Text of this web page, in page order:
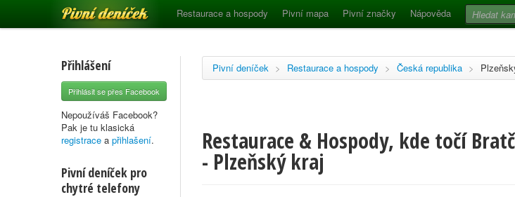
Pivní deníček Restaurace a hospody Pivní mapa Pivní značky Nápověda
Přihlášení
Přihlásit se přes Facebook
Nepoužíváš Facebook?
Pak je tu klasická
registrace a přihlašení.
Pivní deníček pro
chytré telefony
Pivní deníček > Restaurace a hospody > Česká republika >
Restaurace & Hospody, kde točí
- Plzeňský kraj